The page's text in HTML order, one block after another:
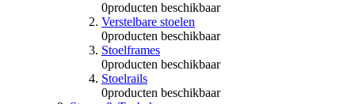
0producten beschikbaar
Verstelbare stoelen
0producten beschikbaar
Stoelframes
0producten beschikbaar
Stoelrails
0producten beschikbaar